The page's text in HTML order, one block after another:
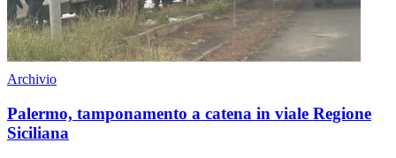
Archivio
Palermo, tamponamento a catena in viale Regione
Siciliana